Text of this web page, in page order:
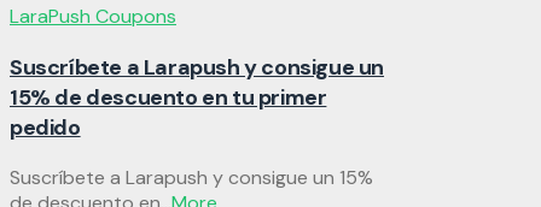
LaraPush Coupons
Suscríbete a Larapush y consigue un
15% de descuento en tu primer
pedido
Suscríbete a Larapush y consigue un 15%